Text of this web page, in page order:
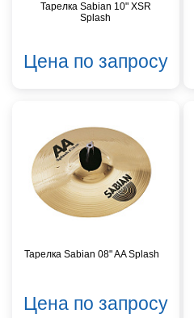
Тарелка Sabian 10" XSR
Splash
Цена по запросу
Тарелка Sabian 08" AA Splash
Цена по запросу